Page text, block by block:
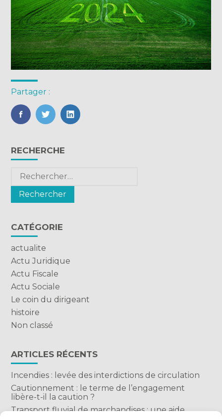
Partager :
FaceBook
TwitterLinkedIn
Blog
sidebar
RECHERCHE
Rechercher :
CATÉGORIE
actualite
Actu Juridique
Actu Fiscale
Actu Sociale
Le coin du dirigeant
histoire
Non classé
ARTICLES RÉCENTS
Incendies : levée des interdictions de circulation
Cautionnement : le terme de l’engagement
libère-t-il la caution ?
Transport fluvial de marchandises : une aide